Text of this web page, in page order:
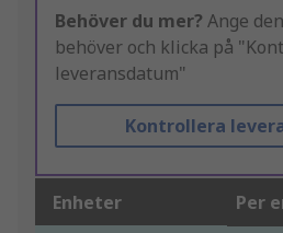
Behöver du mer? Ange
behöver och klicka på
leveransdatum"
Kontrollera
Enheter Per